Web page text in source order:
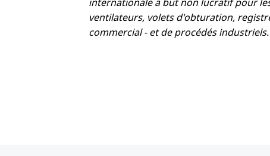
ventilateurs, volets d'obturation,
commercial - et de procédés industriels.